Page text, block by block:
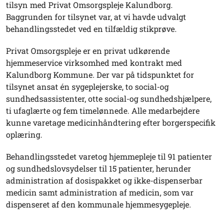
tilsyn med Privat Omsorgspleje Kalundborg.
Baggrunden for tilsynet var, at vi havde udvalgt
behandlingsstedet ved en tilfældig stikprøve.
Privat Omsorgspleje er en privat udkørende
hjemmeservice virksomhed med kontrakt med
Kalundborg Kommune. Der var på tidspunktet for
tilsynet ansat én sygeplejerske, to social-og
sundhedsassistenter, otte social-og sundhedshjælpere,
ti ufaglærte og fem timelønnede. Alle medarbejdere
kunne varetage medicinhåndtering efter borgerspecifik
oplæring.
Behandlingsstedet varetog hjemmepleje til 91 patienter
og sundhedslovsydelser til 15 patienter, herunder
administration af dosispakket og ikke-dispenserbar
medicin samt administration af medicin, som var
dispenseret af den kommunale hjemmesygepleje.